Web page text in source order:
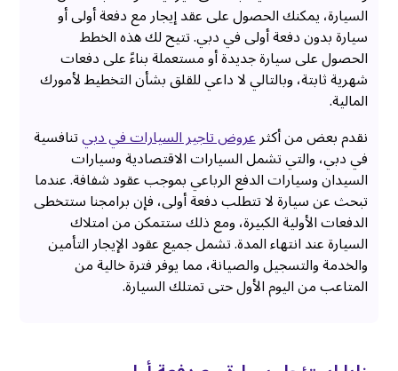
السيارة، يمكنك الحصول على عقد إيجار مع دفعة أولى أو
سيارة بدون دفعة أولى في دبي. تتيح لك هذه الخطط
الحصول على سيارة جديدة أو مستعملة بناءً على دفعات
شهرية ثابتة، وبالتالي لا داعي للقلق بشأن التخطيط لأمورك
المالية.
نقدم بعض من أكثرعروض تاجير السيارات في دبيتنافسية
في دبي، والتي تشمل السيارات الاقتصادية وسيارات
السيدان وسيارات الدفع الرباعي بموجب عقود شفافة. عندما
تبحث عن سيارة لا تتطلب دفعة أولى، فإن برامجنا ستتخطى
الدفعات الأولية الكبيرة، ومع ذلك ستتمكن من امتلاك
السيارة عند انتهاء المدة. تشمل جميع عقود الإيجار التأمين
والخدمة والتسجيل والصيانة، مما يوفر فترة خالية من
المتاعب من اليوم الأول حتى تمتلك السيارة.